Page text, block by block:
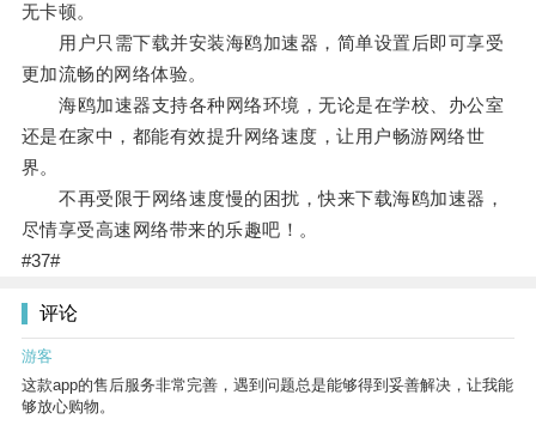
无卡顿。
用户只需下载并安装海鸥加速器，简单设置后即可享受
更加流畅的网络体验。
海鸥加速器支持各种网络环境，无论是在学校、办公室
还是在家中，都能有效提升网络速度，让用户畅游网络世
界。
不再受限于网络速度慢的困扰，快来下载海鸥加速器，
尽情享受高速网络带来的乐趣吧！。
#37#
评论
游客
这款app的售后服务非常完善，遇到问题总是能够得到妥善解决，让我能
够放心购物。